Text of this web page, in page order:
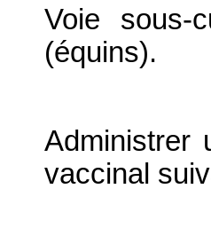
Voie sous-
(équins).
Administrer
vaccinal